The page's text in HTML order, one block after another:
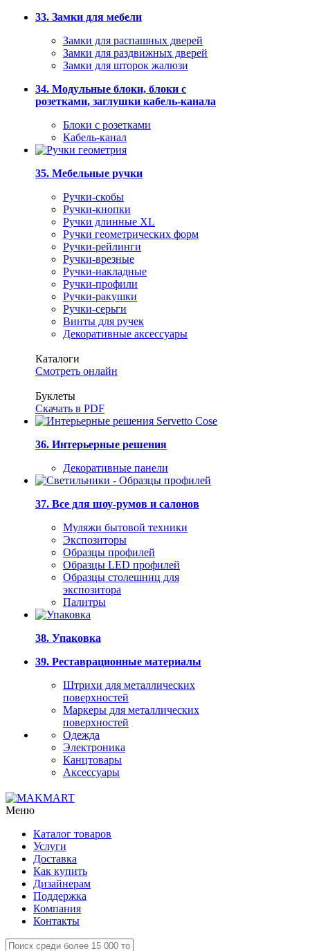
33. Замки для мебели
Замки для распашных дверей
Замки для раздвижных дверей
Замки для шторок жалюзи
34. Модульные блоки, блоки с
розетками, заглушки кабель-канала
Блоки с розетками
Кабель-канал
35. Мебельные ручки
Ручки-скобы
Ручки-кнопки
Ручки длинные XL
Ручки геометрических форм
Ручки-рейлинги
Ручки-врезные
Ручки-накладные
Ручки-профили
Ручки-ракушки
Ручки-серьги
Винты для ручек
Декоративные аксессуары
Каталоги
Смотреть онлайн
Буклеты
Скачать в PDF
36. Интерьерные решения
Декоративные панели
37. Все для шоу-румов и салонов
Муляжи бытовой техники
Экспозиторы
Образцы профилей
Образцы LED профилей
Образцы столешниц для
экспозитора
Палитры
38. Упаковка
39. Реставрационные материалы
Штрихи для металлических
поверхностей
Маркеры для металлических
поверхностей
Одежда
Электроника
Канцтовары
Аксессуары
Меню
Каталог товаров
Услуги
Доставка
Как купить
Дизайнерам
Поддержка
Компания
Контакты